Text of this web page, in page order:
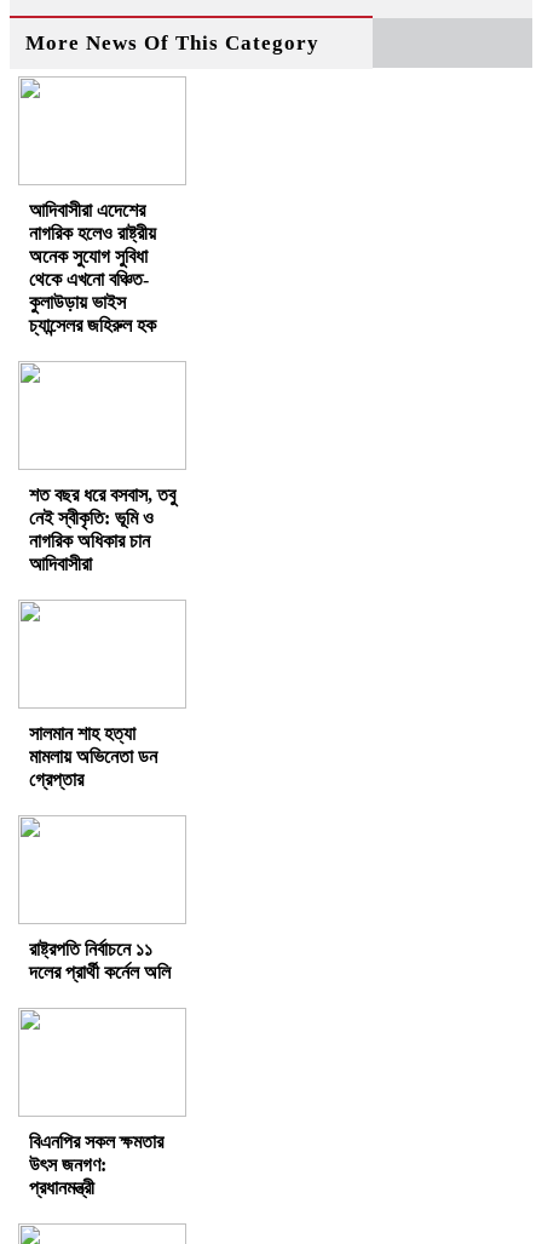
More News Of This Category
আদিবাসীরা এদেশের
নাগরিক হলেও রাষ্ট্রীয়
অনেক সুযোগ সুবিধা
থেকে এখনো বঞ্চিত-
কুলাউড়ায় ভাইস
চ্যান্সেলর জহিরুল হক
শত বছর ধরে বসবাস, তবু
নেই স্বীকৃতি: ভূমি ও
নাগরিক অধিকার চান
আদিবাসীরা
সালমান শাহ হত্যা
মামলায় অভিনেতা ডন
গ্রেপ্তার
রাষ্ট্রপতি নির্বাচনে ১১
দলের প্রার্থী কর্নেল অলি
বিএনপির সকল ক্ষমতার
উৎস জনগণ:
প্রধানমন্ত্রী